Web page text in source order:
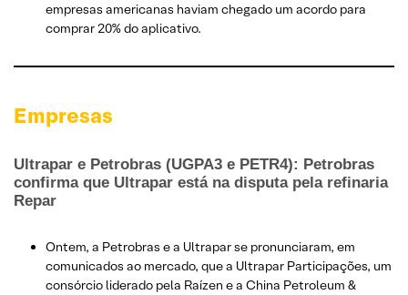
empresas americanas haviam chegado um acordo para
comprar 20% do aplicativo.
Empresas
Ultrapar e Petrobras (UGPA3 e PETR4): Petrobras
confirma que Ultrapar está na disputa pela refinaria
Repar
Ontem, a Petrobras e a Ultrapar se pronunciaram, em
comunicados ao mercado, que a Ultrapar Participações, um
consórcio liderado pela Raízen e a China Petroleum &